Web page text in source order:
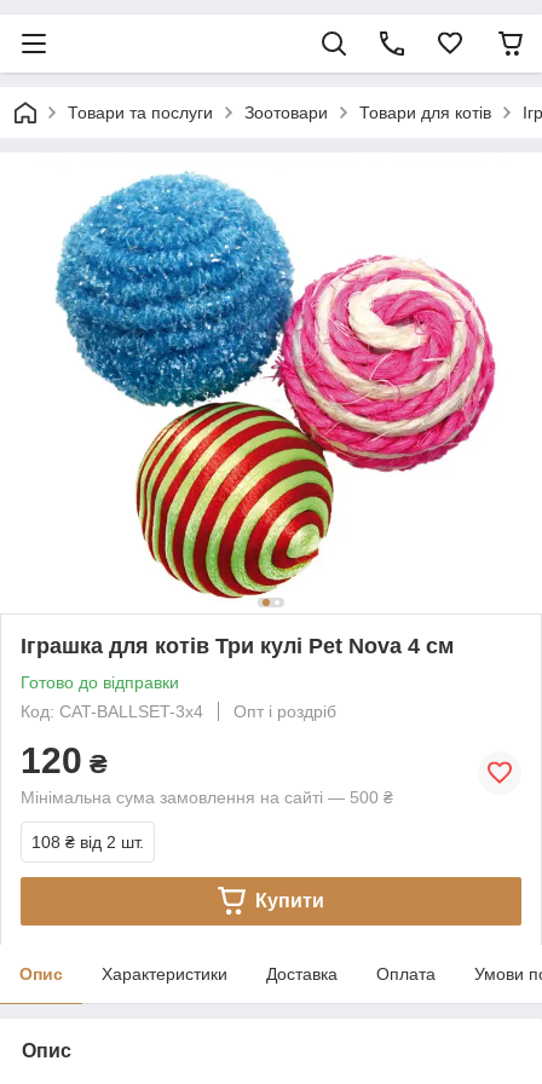
Товари та послуги Зоотовари Товари для котів
Іграшка для котів Три кулі Pet Nova 4 см
Готово до відправки
Код: CAT-BALLSET-3x4
Опт і роздріб
120 ₴
Мінімальна сума замовлення на сайті — 500 ₴
108 ₴ від 2 шт.
Купити
Опис Характеристики Доставка Оплата Умови
Опис